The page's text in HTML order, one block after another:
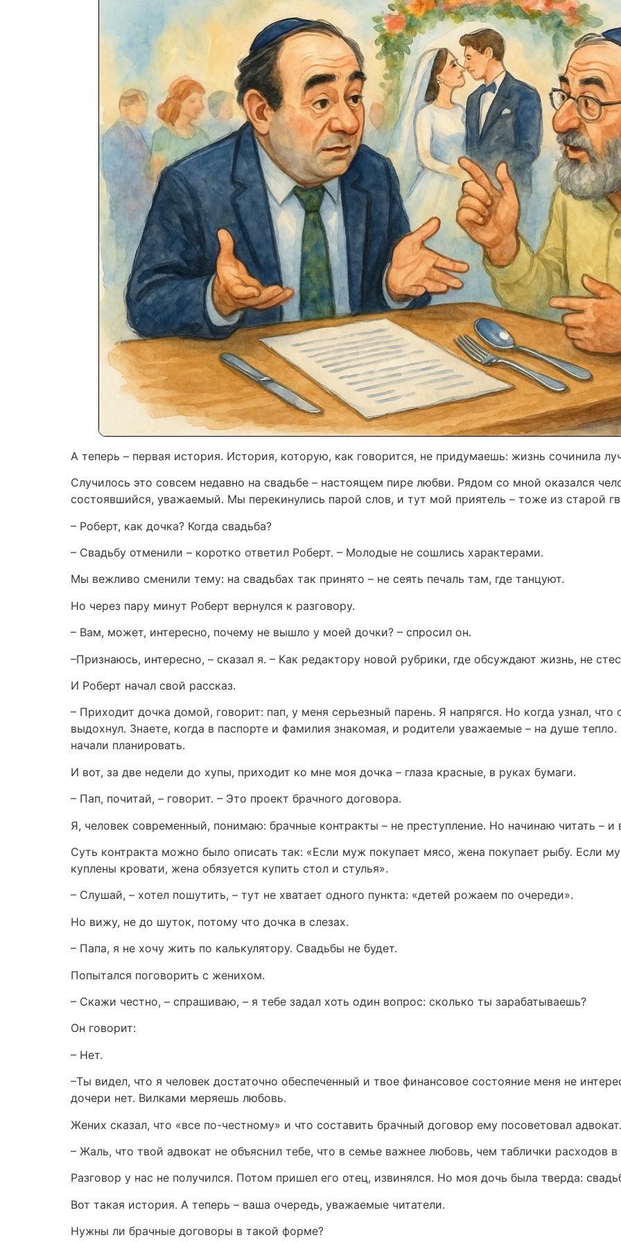
А теперь – первая история. История, которую, как говорится, не придумаешь: жизнь сочинила
Случилось это совсем недавно на свадьбе – настоящем пире любви. Рядом со мной оказался
состоявшийся, уважаемый. Мы перекинулись парой слов, и тут мой приятель – тоже из старой
– Роберт, как дочка? Когда свадьба?
– Свадьбу отменили – коротко ответил Роберт. – Молодые не сошлись характерами.
Мы вежливо сменили тему: на свадьбах так принято – не сеять печаль там, где танцуют.
Но через пару минут Роберт вернулся к разговору.
– Вам, может, интересно, почему не вышло у моей дочки? – спросил он.
–Признаюсь, интересно, – сказал я. – Как редактору новой рубрики, где обсуждают жизнь, не
И Роберт начал свой рассказ.
– Приходит дочка домой, говорит: пап, у меня серьезный парень. Я напрягся. Но когда узнал,
выдохнул. Знаете, когда в паспорте и фамилия знакомая, и родители уважаемые – на душе
начали планировать.
И вот, за две недели до хупы, приходит ко мне моя дочка – глаза красные, в руках бумаги.
– Пап, почитай, – говорит. – Это проект брачного договора.
Я, человек современный, понимаю: брачные контракты – не преступление. Но начинаю читать –
Суть контракта можно было описать так: «Если муж покупает мясо, жена покупает рыбу. Если
куплены кровати, жена обязуется купить стол и стулья».
– Слушай, – хотел пошутить, – тут не хватает одного пункта: «детей рожаем по очереди».
Но вижу, не до шуток, потому что дочка в слезах.
– Папа, я не хочу жить по калькулятору. Свадьбы не будет.
Попытался поговорить с женихом.
– Скажи честно, – спрашиваю, – я тебе задал хоть один вопрос: сколько ты зарабатываешь?
Он говорит:
– Нет.
–Ты видел, что я человек достаточно обеспеченный и твое финансовое состояние меня не
дочери нет. Вилками меряешь любовь.
Жених сказал, что «все по-честному» и что составить брачный договор ему посоветовал адвокат.
– Жаль, что твой адвокат не объяснил тебе, что в семье важнее любовь, чем таблички расходов
Разговор у нас не получился. Потом пришел его отец, извинялся. Но моя дочь была тверда:
Вот такая история. А теперь – ваша очередь, уважаемые читатели.
Нужны ли брачные договоры в такой форме?